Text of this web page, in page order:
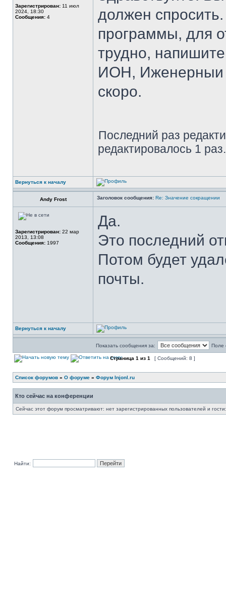
Зарегистрирован: 11 июл
2024, 18:30
Сообщения: 4
должен
программы, для
трудно,
ИОН, Иженерныи
скоро.
Последний раз
редактировалось 1 раз.
Вернуться к началу
Andy Frost Заголовок сообщения: Re: Значение сокращении
Зарегистрирован: 22 мар
2013, 13:08
Сообщения: 1997
Да.
Это последний
Потом будет
почты.
Вернуться к началу
Показать сообщения за: Поле
Страница 1 из 1 [ Сообщений: 8 ]
Список форумов » О форуме » Форум Injonl.ru
Кто сейчас на конференции
Сейчас этот форум просматривают: нет зарегистрированных пользователей и
Найти: